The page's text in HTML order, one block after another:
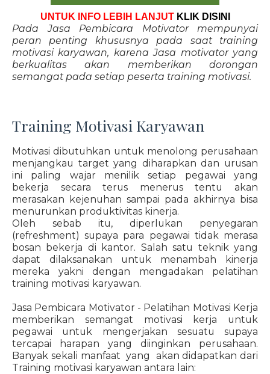
UNTUK INFO LEBIH LANJUT KLIK DISINI
Pada Jasa Pembicara Motivator mempunyai
peran penting khususnya pada saat training
motivasi karyawan, karena Jasa motivator yang
berkualitas akan memberikan dorongan
semangat pada setiap peserta training motivasi.
Training Motivasi Karyawan
Motivasi dibutuhkan untuk menolong perusahaan
menjangkau target yang diharapkan dan urusan
ini paling wajar menilik setiap pegawai yang
bekerja secara terus menerus tentu akan
merasakan kejenuhan sampai pada akhirnya bisa
menurunkan produktivitas kinerja.
Oleh sebab itu, diperlukan penyegaran
(refreshment) supaya para pegawai tidak merasa
bosan bekerja di kantor. Salah satu teknik yang
dapat dilaksanakan untuk menambah kinerja
mereka yakni dengan mengadakan pelatihan
training motivasi karyawan.
Jasa Pembicara Motivator - Pelatihan Motivasi Kerja
memberikan semangat motivasi kerja untuk
pegawai untuk mengerjakan sesuatu supaya
tercapai harapan yang diinginkan perusahaan.
Banyak sekali manfaat yang akan didapatkan dari
Training motivasi karyawan antara lain: